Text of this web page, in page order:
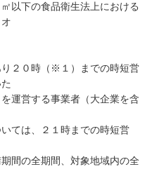
下の食品衛生法上における
２０時（※１）までの時短営
営する事業者（大企業を含
は、２１時までの時短営
の全期間、対象地域内の全